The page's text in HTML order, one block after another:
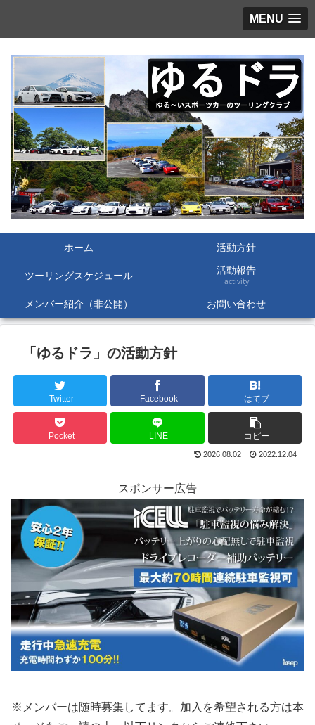
MENU
ホーム 活動方針
ツーリングスケジュール 活動報告
activity
メンバー紹介（非公開） お問い合わせ
「ゆるドラ」の活動方針
Twitter Facebook はてブ
Pocket LINE コピー
2026.08.02 2022.12.04
スポンサー広告
※メンバーは随時募集してます。加入を希望される方は本